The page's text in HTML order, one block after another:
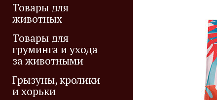
Товары для
животных
Товары для
груминга и ухода
за животными
Грызуны, кролики
и хорьки